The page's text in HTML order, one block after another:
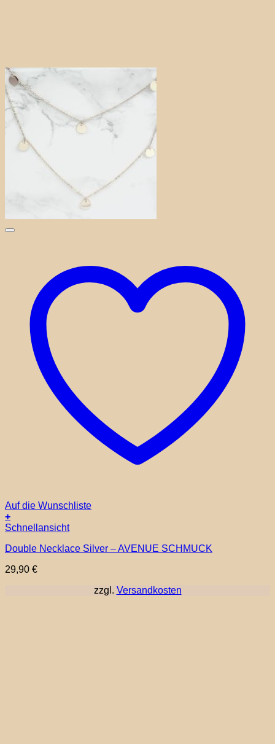
Auf die Wunschliste
+
Schnellansicht
Double Necklace Silver – AVENUE SCHMUCK
29,90 €
zzgl. Versandkosten